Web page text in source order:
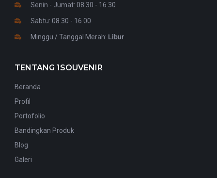
Senin - Jumat: 08.30 - 16.30
Sabtu: 08.30 - 16.00
Minggu / Tanggal Merah: Libur
TENTANG 1SOUVENIR
Beranda
Profil
Portofolio
Bandingkan Produk
Blog
Galeri